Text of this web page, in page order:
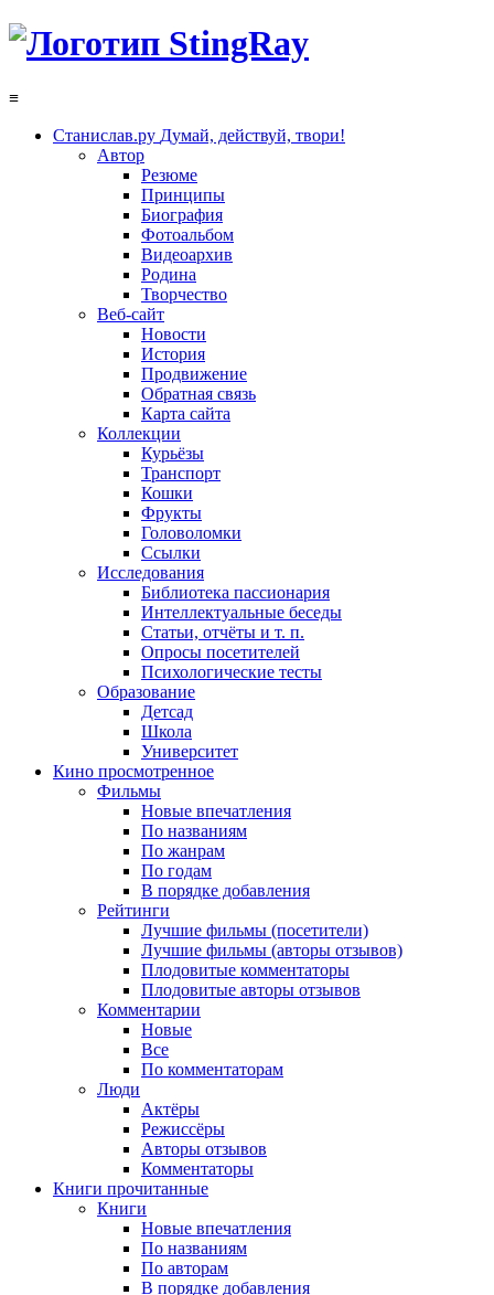
≡
Станислав.ру Думай, действуй, твори!
Автор
Резюме
Принципы
Биография
Фотоальбом
Видеоархив
Родина
Творчество
Веб-сайт
Новости
История
Продвижение
Обратная связь
Карта сайта
Коллекции
Курьёзы
Транспорт
Кошки
Фрукты
Головоломки
Ссылки
Исследования
Библиотека пассионария
Интеллектуальные беседы
Статьи, отчёты и т. п.
Опросы посетителей
Психологические тесты
Образование
Детсад
Школа
Университет
Кино просмотренное
Фильмы
Новые впечатления
По названиям
По жанрам
По годам
В порядке добавления
Рейтинги
Лучшие фильмы (посетители)
Лучшие фильмы (авторы отзывов)
Плодовитые комментаторы
Плодовитые авторы отзывов
Комментарии
Новые
Все
По комментаторам
Люди
Актёры
Режиссёры
Авторы отзывов
Комментаторы
Книги прочитанные
Книги
Новые впечатления
По названиям
По авторам
В порядке добавления